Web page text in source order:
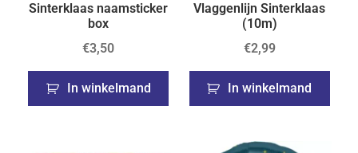
Sinterklaas naamsticker
box
€3,50
In winkelmand
Vlaggenlijn Sinterklaas
(10m)
€2,99
In winkelmand